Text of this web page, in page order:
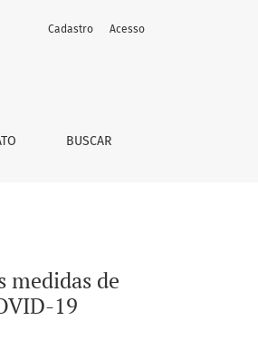
e de isolamento sociais, durante a
BUSCAR
Cadastro Acesso
medidas de
19